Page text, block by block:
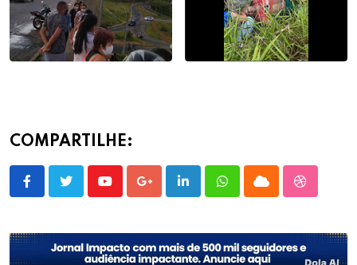
COMPARTILHE:
YoutubeGoogle+LinkedInWhatsappCloud